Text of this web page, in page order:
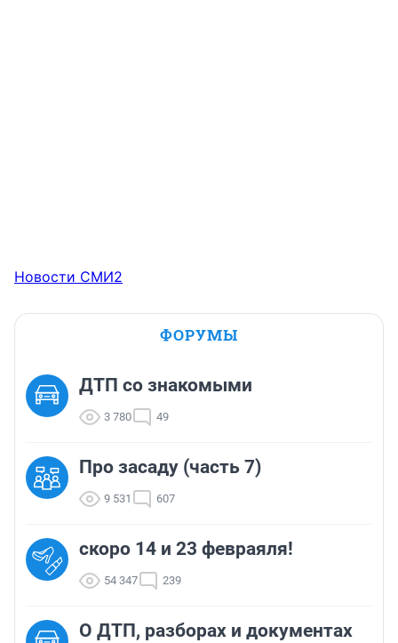
Новости СМИ2
ФОРУМЫ
ДТП со знакомыми
3 780 49
Про засаду (часть 7)
9 531 607
скоро 14 и 23 февраяля!
54 347 239
О ДТП, разборах и документах